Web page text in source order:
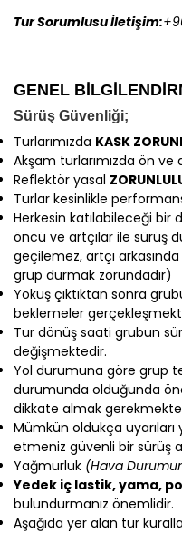
Tur Sorumlusu İletişim:
GENEL
Sürüş Güvenliği;
Turlarımızda KASK
Akşam turlarımızda ön ve
Reflektör yasal
Turlar kesinlikle
Herkesin katılabileceği bir
öncü ve artçılar ile sürüş
geçilemez, artçı
grup durmak zorundadır)
Yokuş çıktıktan sonra
beklemeler
Tur dönüş saati grubun
değişmektedir.
Yol durumuna göre grup
durumunda olduğunda
dikkate almak
Mümkün oldukça uyarıları
etmeniz güvenli bir sürüş
Yağmurluk (Hava
Yedek iç lastik, yama,
bulundurmanız önemlidir.
Aşağıda yer alan tur